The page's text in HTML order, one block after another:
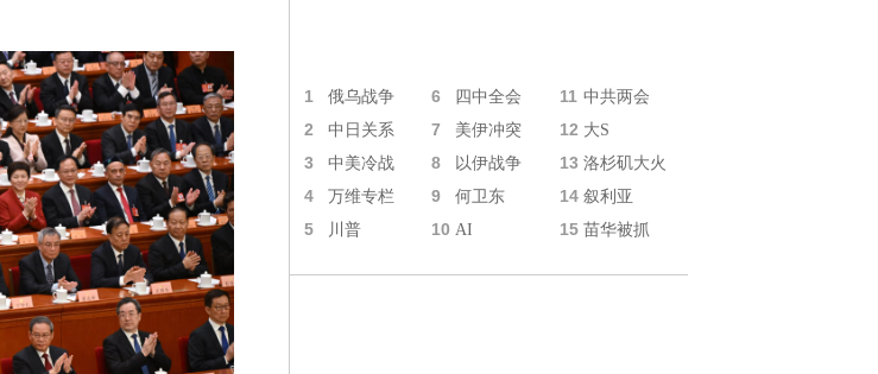
1 俄乌战争 6 四中全会 11 中共两会
2 中日关系 7 美伊冲突 12 大S
3 中美冷战 8 以伊战争 13 洛杉矶大火
4 万维专栏 9 何卫东 14 叙利亚
5 川普 10 AI 15 苗华被抓